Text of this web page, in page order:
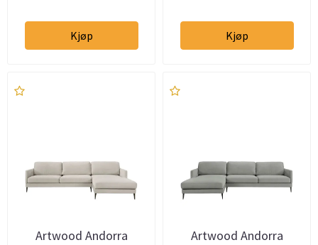
Kjøp Kjøp
Artwood Andorra
Artwood Andorra